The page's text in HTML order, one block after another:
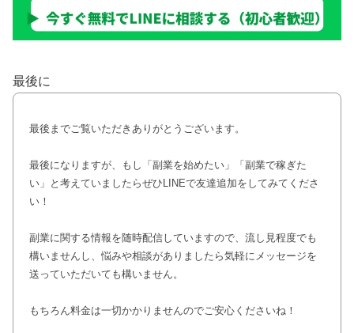
最後に
最後までご覧いただきありがとうございます。
最後になりますが、もし「副業を始めたい」「副業で稼ぎた
い」と考えていましたらぜひLINEで友達追加をしてみてくださ
い！
副業に関する情報を随時配信していますので、流し見程度でも
構いませんし、悩みや相談がありましたら気軽にメッセージを
送っていただいても構いません。
もちろん料金は一切かかりませんのでご安心くださいね！